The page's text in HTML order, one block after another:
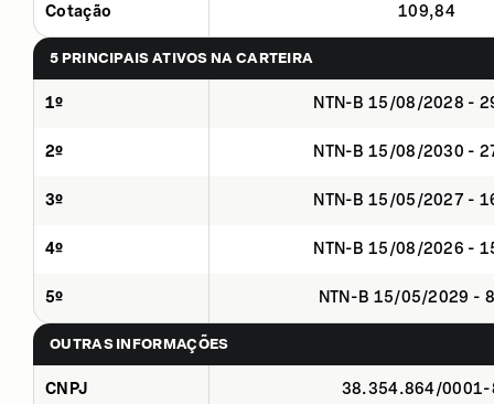
Cotação 109,84
5 PRINCIPAIS ATIVOS NA CARTEIRA
1º NTN-B 15/08/2028 -
2º NTN-B 15/08/2030 -
3º NTN-B 15/05/2027 -
4º NTN-B 15/08/2026 -
5º NTN-B 15/05/2029 -
OUTRAS INFORMAÇÕES
CNPJ 38.354.864/0001-